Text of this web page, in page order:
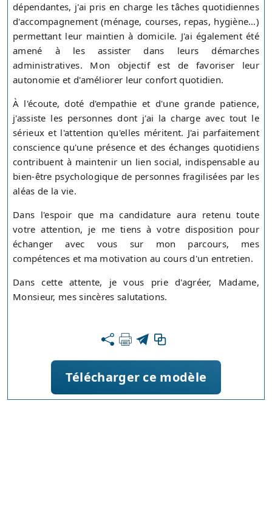
dépendantes, j'ai pris en charge les tâches quotidiennes
d'accompagnement (ménage, courses, repas, hygiène…)
permettant leur maintien à domicile. J'ai également été
amené à les assister dans leurs démarches
administratives. Mon objectif est de favoriser leur
autonomie et d'améliorer leur confort quotidien.
À l'écoute, doté d'empathie et d'une grande patience,
j'assiste les personnes dont j'ai la charge avec tout le
sérieux et l'attention qu'elles méritent. J'ai parfaitement
conscience qu'une présence et des échanges quotidiens
contribuent à maintenir un lien social, indispensable au
bien-être psychologique de personnes fragilisées par les
aléas de la vie.
Dans l'espoir que ma candidature aura retenu toute
votre attention, je me tiens à votre disposition pour
échanger avec vous sur mon parcours, mes
compétences et ma motivation au cours d'un entretien.
Dans cette attente, je vous prie d'agréer, Madame,
Monsieur, mes sincères salutations.
Télécharger ce modèle